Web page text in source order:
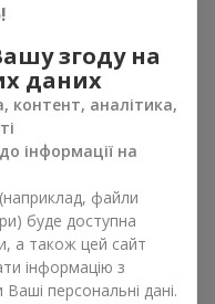
букети з
сторінках ви можете
рослинами;
трояндами;
зелені.
квіти, які доступні
згоду на
даних
контент, аналітика,
інформації на
файли
буде доступна
а також цей сайт
інформацію з
персональні дані.